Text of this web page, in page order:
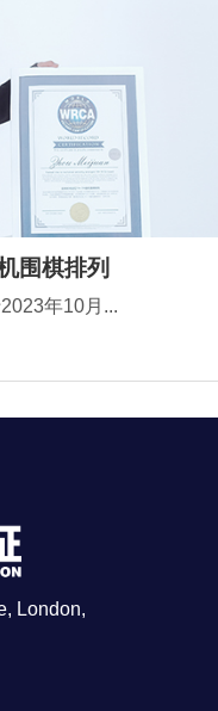
围棋排列
年10月...
London,